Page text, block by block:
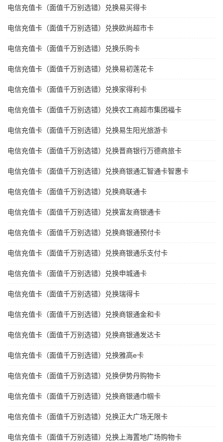
电信充值卡（面值千万别选错）兑换易买得卡
电信充值卡（面值千万别选错）兑换欧尚超市卡
电信充值卡（面值千万别选错）兑换乐购卡
电信充值卡（面值千万别选错）兑换易初莲花卡
电信充值卡（面值千万别选错）兑换家得利卡
电信充值卡（面值千万别选错）兑换农工商超市集团福卡
电信充值卡（面值千万别选错）兑换易生阳光旅游卡
电信充值卡（面值千万别选错）兑换晋商银行万德商旅卡
电信充值卡（面值千万别选错）兑换商银通汇智通卡智惠卡
电信充值卡（面值千万别选错）兑换商联通卡
电信充值卡（面值千万别选错）兑换富友商银通卡
电信充值卡（面值千万别选错）兑换商银通预付卡
电信充值卡（面值千万别选错）兑换商银通乐支付卡
电信充值卡（面值千万别选错）兑换申城通卡
电信充值卡（面值千万别选错）兑换瑞得卡
电信充值卡（面值千万别选错）兑换商银通金和卡
电信充值卡（面值千万别选错）兑换商银通发达卡
电信充值卡（面值千万别选错）兑换雅高e卡
电信充值卡（面值千万别选错）兑换伊势丹购物卡
电信充值卡（面值千万别选错）兑换商银通巾帼卡
电信充值卡（面值千万别选错）兑换正大广场无限卡
电信充值卡（面值千万别选错）兑换上海置地广场购物卡